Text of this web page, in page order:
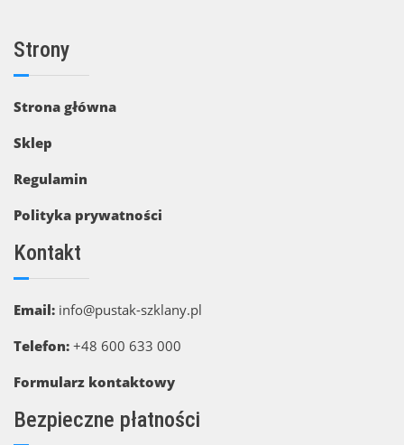
Strony
Strona główna
Sklep
Regulamin
Polityka prywatności
Kontakt
Email: info@pustak-szklany.pl
Telefon: +48 600 633 000
Formularz kontaktowy
Bezpieczne płatności